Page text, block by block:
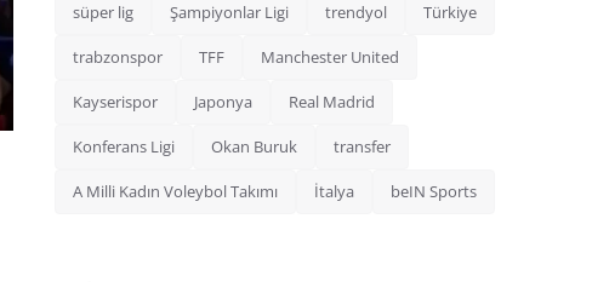
süper lig Şampiyonlar Ligi trendyol Türkiye
trabzonspor TFF Manchester United
Kayserispor Japonya Real Madrid
Konferans Ligi Okan Buruk transfer
A Milli Kadın Voleybol Takımı İtalya beIN Sports